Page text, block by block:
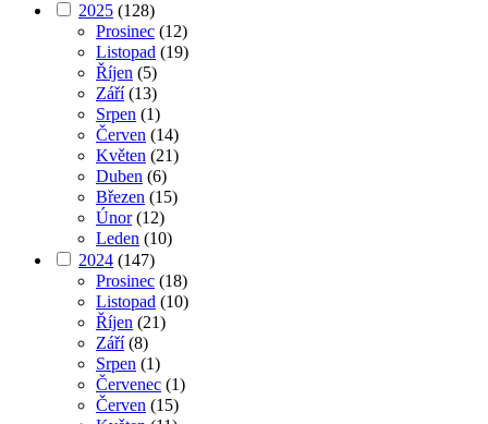
2025 (128)
Prosinec (12)
Listopad (19)
Říjen (5)
Září(13)
Srpen (1)
Červen (14)
Květen (21)
Duben (6)
Březen (15)
Únor(12)
Leden (10)
2024 (147)
Prosinec (18)
Listopad (10)
Říjen (21)
Září(8)
Srpen (1)
Červenec (1)
Červen (15)